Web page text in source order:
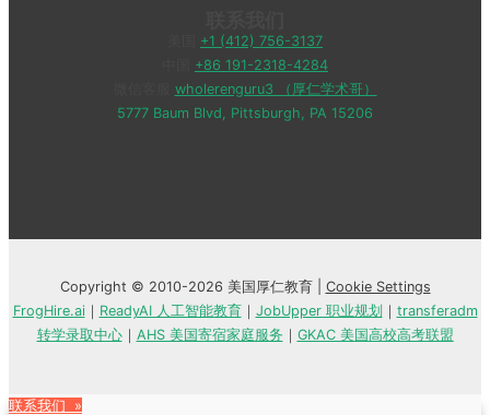
+1 (412) 756-3137
+86 191-2318-4284
wholerenguru3 （厚仁学术哥）
5777 Baum Blvd, Pittsburgh, PA 15206
Copyright © 2010-2026 美国厚仁教育 | Cookie Settings
FrogHire.ai｜ ReadyAI 人工智能教育｜ JobUpper 职业规划 ｜ transferadm
转学录取中心｜ AHS 美国寄宿家庭服务 ｜ GKAC 美国高校高考联盟
联系我们 »